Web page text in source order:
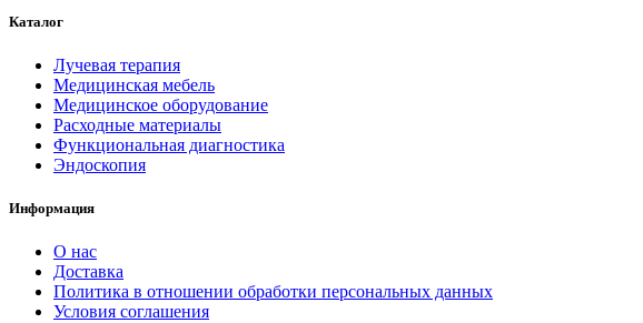
Каталог
Лучевая терапия
Медицинская мебель
Медицинское оборудование
Расходные материалы
Функциональная диагностика
Эндоскопия
Информация
О нас
Доставка
Политика в отношении обработки персональных данных
Условия соглашения